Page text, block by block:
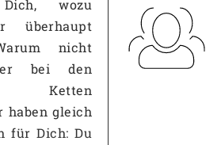
wozu
überhaupt
nicht
bei den
Ketten
haben gleich
für Dich: Du